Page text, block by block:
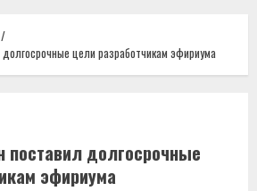
цели разработчикам эфириума
поставил долгосрочные
эфириума